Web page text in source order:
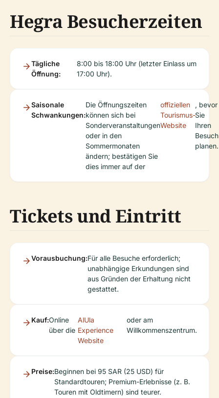
Hegra Besucherzeiten
Tägliche
Öffnung:
8:00 bis 18:00 Uhr (letzter Einlass um
17:00 Uhr).
Saisonale
Schwankungen:
Die Öffnungszeiten
können sich bei
Sonderveranstaltungen
oder in den
Sommermonaten
ändern; bestätigen Sie
dies immer auf der
offiziellen
Tourismus-
Website
, bevor
Sie
Ihren
Besuch
planen.
Tickets und Eintritt
Vorausbuchung:Für alle Besuche erforderlich;
unabhängige Erkundungen sind
aus Gründen der Erhaltung nicht
gestattet.
Kauf:Online
über die
AlUla
Experience
Website
oder am
Willkommenszentrum.
Preise:Beginnen bei 95 SAR (25 USD) für
Standardtouren; Premium-Erlebnisse (z. B.
Touren mit Oldtimern) sind teurer.